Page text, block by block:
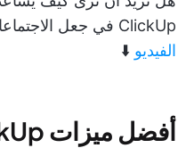
ClickUp في جعل الاجتماعات أكثر إنتاجية؟ شاهد
الفيديو ⬇️
أفضل ميزات ClickUp